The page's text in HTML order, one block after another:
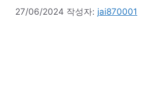
27/06/2024 작성자: jai870001